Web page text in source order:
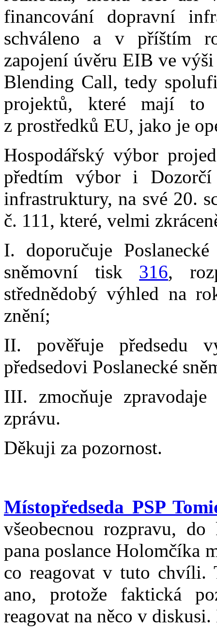
financování dopravní
schváleno a v příštím
zapojení úvěru EIB ve
Blending Call, tedy
projektů, které mají to
z prostředků EU, jako je
Hospodářský výbor
předtím výbor i
infrastruktury, na své 20.
č. 111, které, velmi
I. doporučuje
sněmovní tisk 316,
střednědobý výhled na
znění;
II. pověřuje předsedu
předsedovi Poslanecké
III. zmocňuje
zprávu.
Děkuji za pozornost.
Místopředseda PSP
všeobecnou rozpravu,
pana poslance Holomčíka
co reagovat v tuto chvíli.
ano, protože faktická
reagovat na něco v